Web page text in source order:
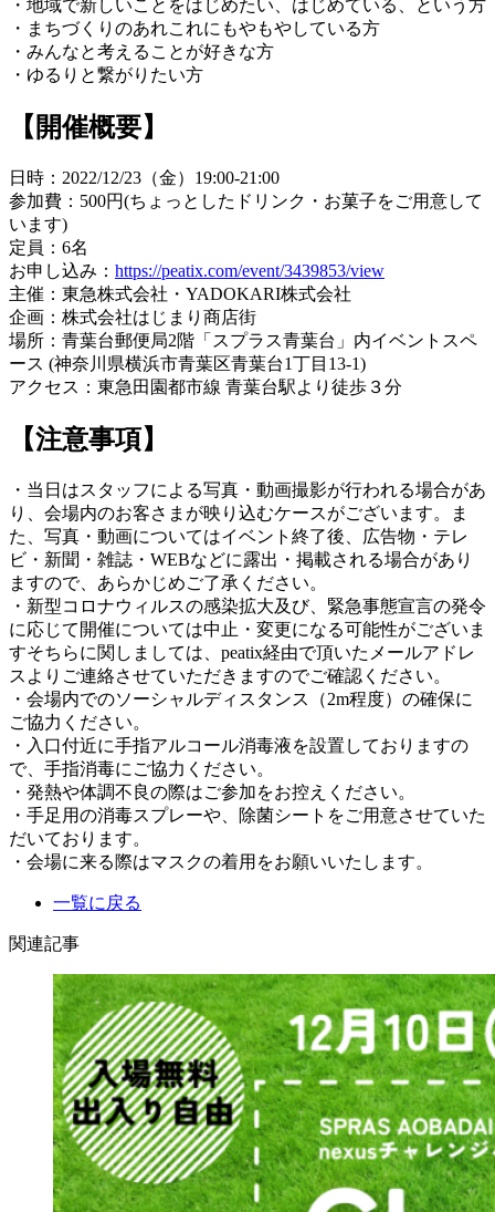
・地域で新しいことをはじめたい、はじめている、という方
・まちづくりのあれこれにもやもやしている方
・みんなと考えることが好きな方
・ゆるりと繋がりたい方
【開催概要】
日時：2022/12/23（金）19:00-21:00
参加費：500円(ちょっとしたドリンク・お菓子をご用意して
います)
定員：6名
お申し込み： https://peatix.com/event/3439853/view
主催：東急株式会社・YADOKARI株式会社
企画：株式会社はじまり商店街
場所：青葉台郵便局2階「スプラス青葉台」内イベントスペ
ース (神奈川県横浜市青葉区青葉台1丁目13-1)
アクセス：東急田園都市線 青葉台駅より徒歩３分
【注意事項】
・当日はスタッフによる写真・動画撮影が行われる場合があ
り、会場内のお客さまが映り込むケースがございます。ま
た、写真・動画についてはイベント終了後、広告物・テレ
ビ・新聞・雑誌・WEBなどに露出・掲載される場合があり
ますので、あらかじめご了承ください。
・新型コロナウィルスの感染拡大及び、緊急事態宣言の発令
に応じて開催については中止・変更になる可能性がございま
すそちらに関しましては、peatix経由で頂いたメールアドレ
スよりご連絡させていただきますのでご確認ください。
・会場内でのソーシャルディスタンス（2m程度）の確保に
ご協力ください。
・入口付近に手指アルコール消毒液を設置しておりますの
で、手指消毒にご協力ください。
・発熱や体調不良の際はご参加をお控えください。
・手足用の消毒スプレーや、除菌シートをご用意させていた
だいております。
・会場に来る際はマスクの着用をお願いいたします。
一覧に戻る
関連記事